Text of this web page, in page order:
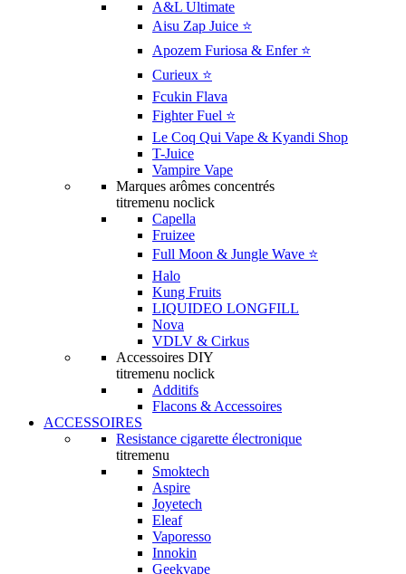
A&L Ultimate
Aisu Zap Juice ⭐️
Apozem Furiosa & Enfer ⭐️
Curieux ⭐️
Fcukin Flava
Fighter Fuel ⭐️
Le Coq Qui Vape & Kyandi Shop
T-Juice
Vampire Vape
Marques arômes concentrés
titremenu noclick
Capella
Fruizee
Full Moon & Jungle Wave ⭐️
Halo
Kung Fruits
LIQUIDEO LONGFILL
Nova
VDLV & Cirkus
Accessoires DIY
titremenu noclick
Additifs
Flacons & Accessoires
ACCESSOIRES
Resistance cigarette électronique
titremenu
Smoktech
Aspire
Joyetech
Eleaf
Vaporesso
Innokin
Geekvape